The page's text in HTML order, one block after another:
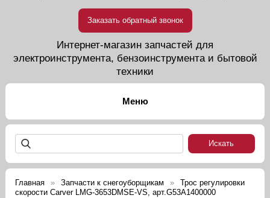
Заказать обратный звонок
Интернет-магазин запчастей для
электроинструмента, бензоинструмента и бытовой
техники
Главная Запчасти к снегоуборщикам
Трос регулировки
скорости Carver LMG-3653DMSE-VS, арт.G53A1400000